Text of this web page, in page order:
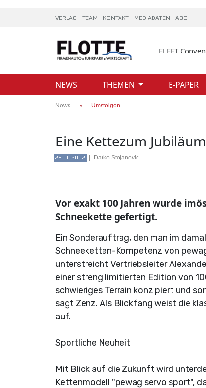
VERLAG TEAM KONTAKT MEDIADATEN ABO
FLEET
NEWS THEMEN E-PAPER
News Umsteigen
Eine Kettezum Jubiläum
26.10.2012. Darko Stojanovic
Vor exakt 100 Jahren wurde
Schneekette gefertigt.
Ein Sonderauftrag, den man im
Schneeketten-Kompetenz von
unterstreicht Vertriebsleiter
einer streng limitierten Edition von
schwieriges Terrain konzipiert und
sagt Zenz. Als Blickfang weist die
auf.
Sportliche Neuheit
Mit Blick auf die Zukunft wird
Kettenmodell "pewag servo sport",